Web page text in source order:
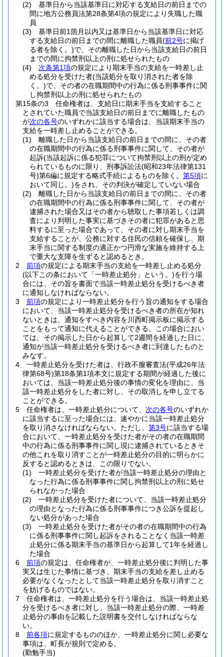
(2)
基準日から当該基準日に対応する支給日の前日までの
間に地方公務員法第28条第4項の規定により失職した職
員
(3)
基準日前1箇月以内又は基準日から当該基準日に対応
する支給日の前日までの間に離職した職員(前2号に掲げ
る者を除く。)で、その離職した日から当該支給日の前日
までの間に拘禁刑以上の刑に処せられたもの
(4)
次条第1項の規定により期末手当の支給を一時差し止
める処分を受けた者(当該処分を取り消された者を除
く。)で、その者の在職期間中の行為に係る刑事事件に関
し拘禁刑以上の刑に処せられたもの
第15条の3
任命権者は、支給日に期末手当を支給すること
とされていた職員で当該支給日の前日までに離職したもの
が次の各号のいずれかに該当する場合は、当該期末手当の
支給を一時差し止めることができる。
(1)
離職した日から当該支給日の前日までの間に、その者
の在職期間中の行為に係る刑事事件に関して、その者が
起訴(当該起訴に係る犯罪について拘禁刑以上の刑が定め
られているものに限り、刑事訴訟法(昭和23年法律第131
号)第6編に規定する略式手続によるものを除く。 第5項に
おいて同じ。)をされ、その判決が確定していない場合
(2)
離職した日から当該支給日の前日までの間に、その者
の在職期間中の行為に係る刑事事件に関して、その者が
逮捕された場合又はその者から聴取した事項若しくは調
査により判明した事実に基づきその者に犯罪があると思
料するに至った場合であって、その者に対し期末手当を
支給することが、公務に対する住民の信頼を確保し、期
末手当に関する制度の適正かつ円滑な実施を維持する上
で重大な支障を生ずると認めるとき。
2
前項の規定による期末手当の支給を一時差し止める処分
(以下この条において「一時差止処分」という。)を行う場
合には、その旨を書面で当該一時差止処分を受けるべき者
に通知しなければならない。
3
前項の規定により一時差止処分を行う旨の通知をする場合
において、当該一時差止処分を受けるべき者の所在が知れ
ないときは、通知をすべき内容を川西町掲示板に掲示する
ことをもって通知に代えることができる。
この場合におい
ては、その掲示した日から起算して2週間を経過した日に、
通知が当該一時差止処分を受けるべき者に到達したものと
みなす。
4
一時差止処分を受けた者は、行政不服審査法(平成26年法
律第68号)第18条第1項本文に規定する期間が経過した後に
おいては、当該一時差止処分後の事情の変化を理由に、当
該一時差止処分をした者に対し、その取消しを申し立てる
ことができる。
5
任命権者は、一時差止処分について、 次の各号のいずれか
に該当するに至った場合には、速やかに当該一時差止処分
を取り消さなければならない。 ただし、 第3号に該当する場
合において、一時差止処分を受けた者がその者の在職期間
中の行為に係る刑事事件に関し現に逮捕されているときそ
の他これを取り消すことが一時差止処分の目的に明らかに
反すると認めるときは、この限りでない。
(1)
一時差止処分を受けた者が当該一時差止処分の理由と
なった行為に係る刑事事件に関し拘禁刑以上の刑に処せ
られなかった場合
(2)
一時差止処分を受けた者について、当該一時差止処分
の理由となった行為に係る刑事事件につき公訴を提起し
ない処分があった場合
(3)
一時差止処分を受けた者がその者の在職期間中の行為
に係る刑事事件に関し起訴をされることなく当該一時差
止処分に係る期末手当の基準日から起算して1年を経過し
た場合
6
前項の規定は、任命権者が、一時差止処分後に判明した事
実又は生じた事情に基づき、期末手当の支給を差し止める
必要がなくなったとして当該一時差止処分を取り消すこと
を妨げるものではない。
7
任命権者は、一時差止処分を行う場合は、当該一時差止処
分を受けるべき者に対し、当該一時差止処分の際、一時差
止処分の事由を記載した説明書を交付しなければならな
い。
8
前各項に規定するもののほか、一時差止処分に関し必要な
事項は、町長が規則で定める。
(勤勉手当)